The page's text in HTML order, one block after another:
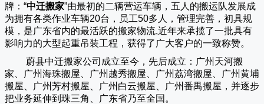
牌：“中迁搬家”由最初的二辆营运车辆，五人的搬运队发展成
为拥有各类作业车辆20台，员工50多人，管理完善，初具规
模，是广东省内的最活跃的搬家物流,近年来承揽了一批具有
影响力的大型起重吊装工程，获得了广大客户的一致称赞。
蔚县中迁搬家公司成立至今，先后成立：广州天河搬
家、广州海珠搬屋、广州越秀搬屋、广州荔湾搬屋、广州黄埔
搬屋、广州芳村搬屋、广州白云搬屋、广州番禺搬屋，并逐步
把业务延伸到珠三角、广东省乃至全国。